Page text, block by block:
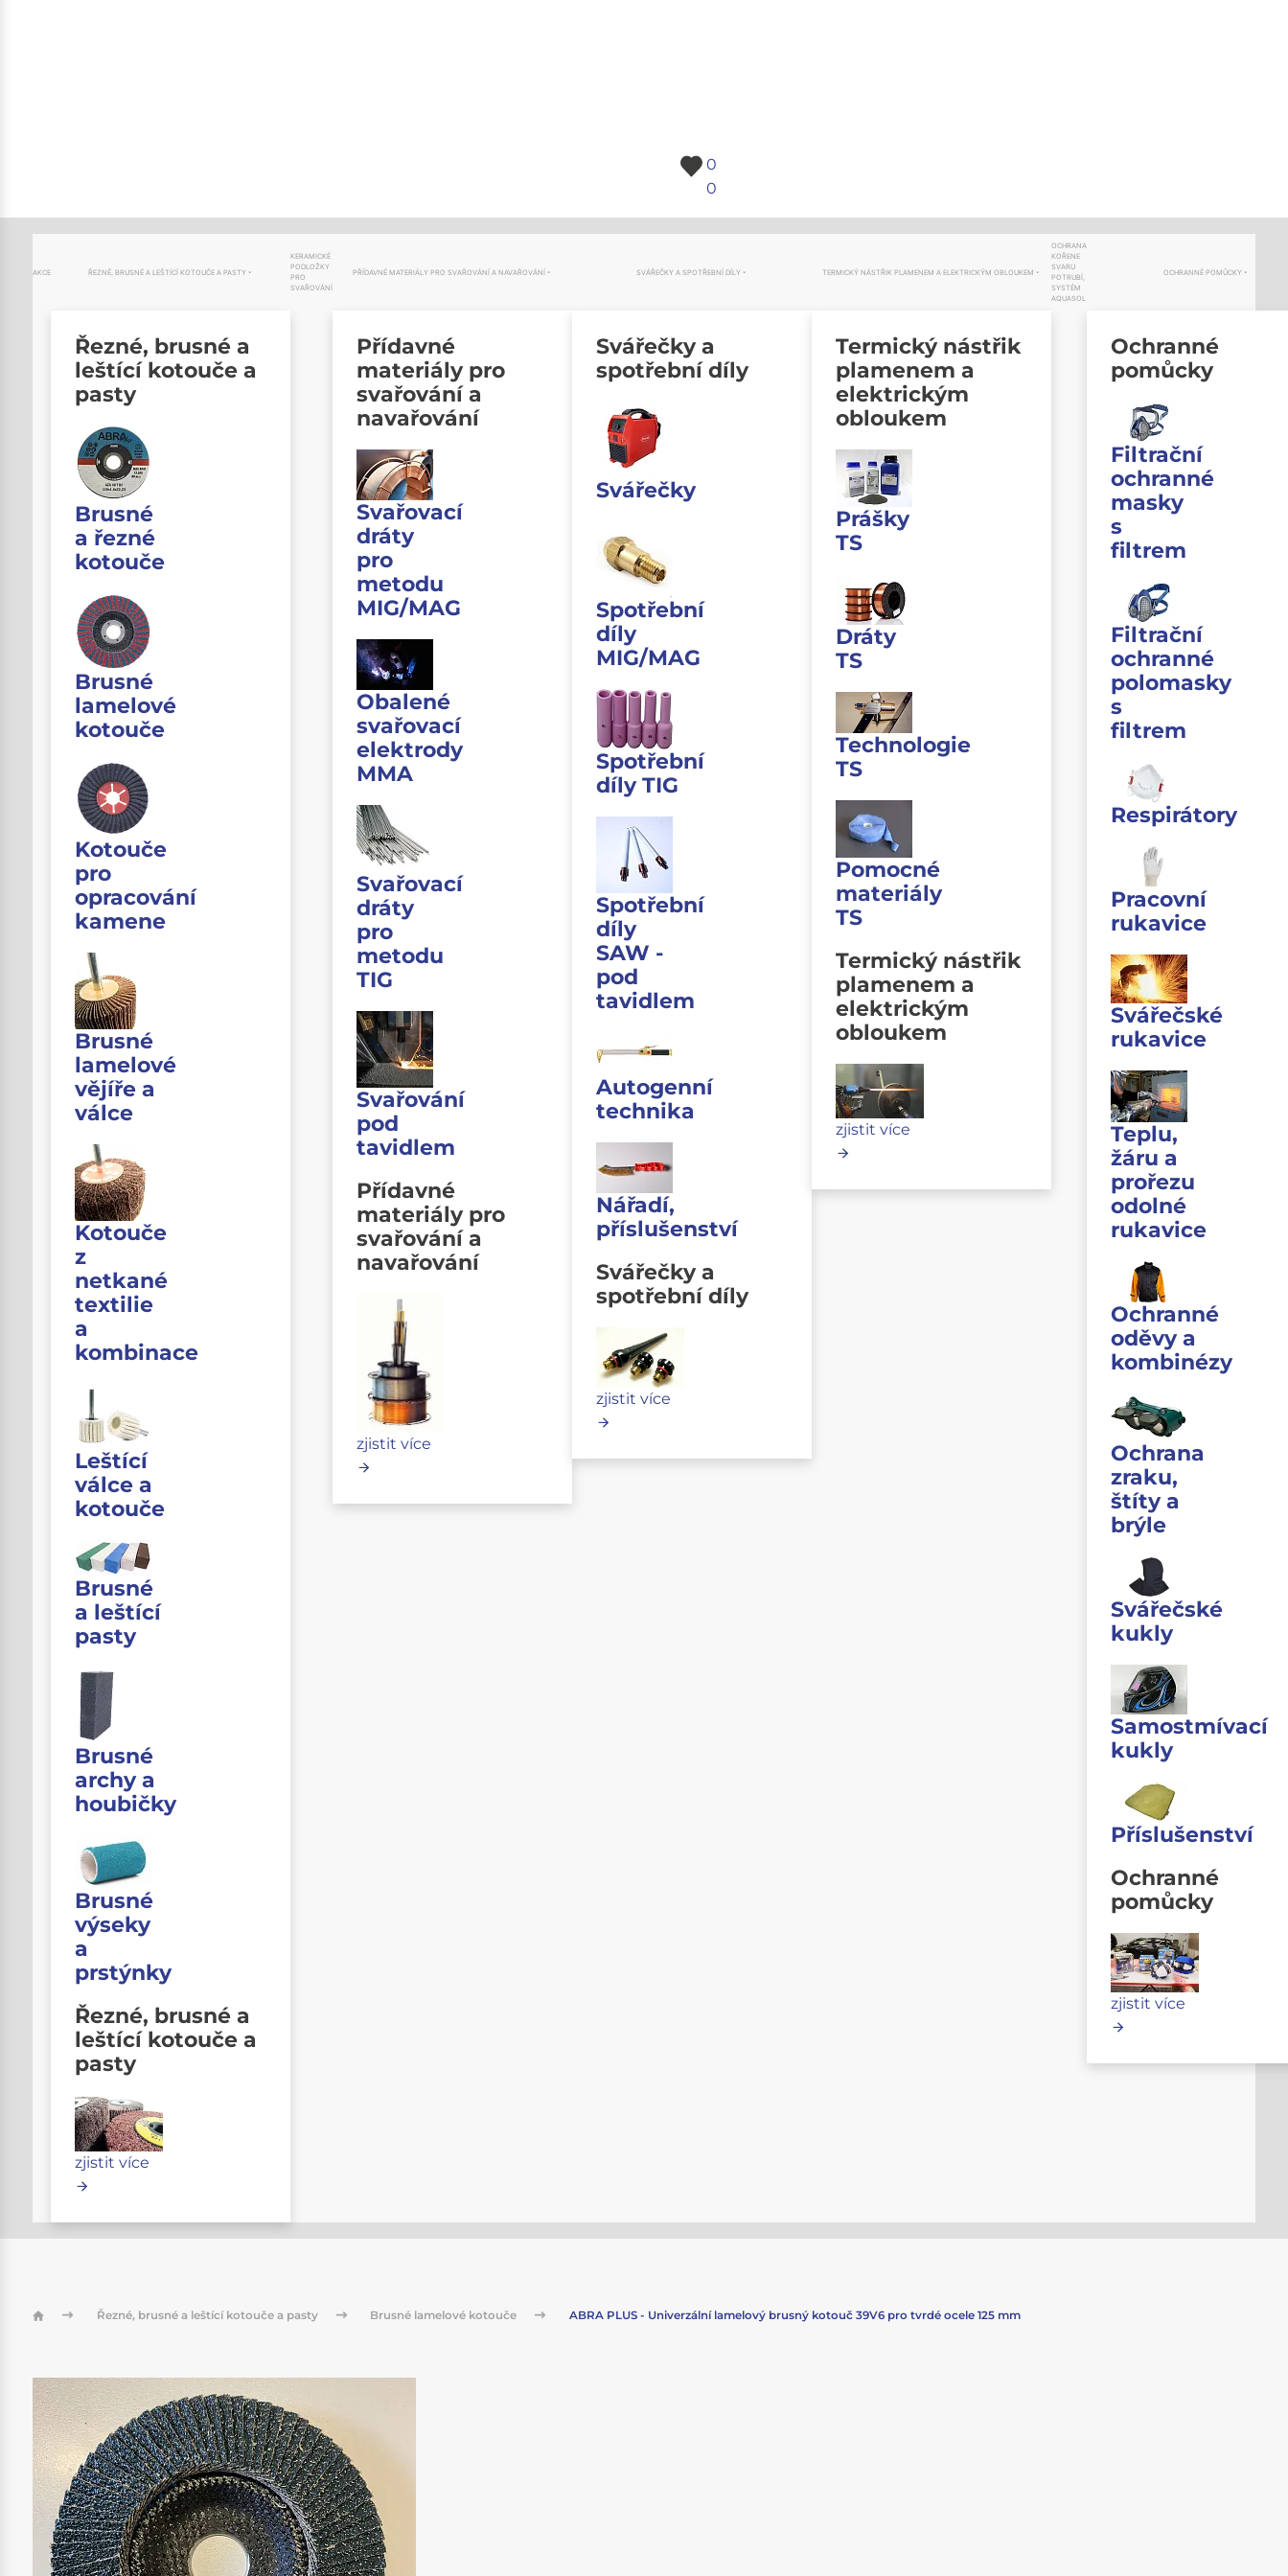
0
0
AKCE ŘEZNÉ, BRUSNÉ A LEŠTÍCÍ KOTOUČE A PASTY
Řezné, brusné a
leštící kotouče a
pasty
Brusné
a řezné
kotouče
Brusné
lamelové
kotouče
Kotouče
pro
opracování
kamene
Brusné
lamelové
vějíře a
válce
Kotouče
z
netkané
textilie
a
kombinace
Leštící
válce a
kotouče
Brusné
a leštící
pasty
Brusné
archy a
houbičky
Brusné
výseky
a
prstýnky
Řezné, brusné a
leštící kotouče a
pasty
zjistit více
KERAMICKÉ
PODLOŽKY
PRO
SVAŘOVÁNÍ
PŘÍDAVNÉ MATERIÁLY PRO SVAŘOVÁNÍ A NAVAŘOVÁNÍ
Přídavné
materiály pro
svařování a
navařování
Svařovací
dráty
pro
metodu
MIG/MAG
Obalené
svařovací
elektrody
MMA
Svařovací
dráty
pro
metodu
TIG
Svařování
pod
tavidlem
Přídavné
materiály pro
svařování a
navařování
zjistit více
SVÁŘEČKY A SPOTŘEBNÍ DÍLY
Svářečky a
spotřební díly
Svářečky
Spotřební
díly
MIG/MAG
Spotřební
díly TIG
Spotřební
díly
SAW -
pod
tavidlem
Autogenní
technika
Nářadí,
příslušenství
Svářečky a
spotřební díly
zjistit více
TERMICKÝ NÁSTŘIK PLAMENEM A ELEKTRICKÝM OBLOUKEM
Termický nástřik
plamenem a
elektrickým
obloukem
Prášky
TS
Dráty
TS
Technologie
TS
Pomocné
materiály
TS
Termický nástřik
plamenem a
elektrickým
obloukem
zjistit více
OCHRANA
KOŘENE
SVARU
POTRUBÍ,
SYSTÉM
AQUASOL
OCHRANNÉ POMŮCKY
Ochranné
pomůcky
Filtrační
ochranné
masky
s
filtrem
Filtrační
ochranné
polomasky
s
filtrem
Respirátory
Pracovní
rukavice
Svářečské
rukavice
Teplu,
žáru a
prořezu
odolné
rukavice
Ochranné
oděvy a
kombinézy
Ochrana
zraku,
štíty a
brýle
Svářečské
kukly
Samostmívací
kukly
Příslušenství
Ochranné
pomůcky
zjistit více
Řezné, brusné a leštící kotouče a pasty Brusné lamelové kotouče ABRA PLUS - Univerzální lamelový brusný kotouč 39V6 pro tvrdé ocele 125 mm